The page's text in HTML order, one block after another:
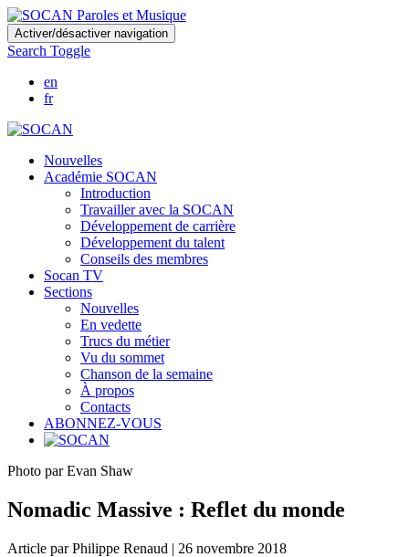
Skip
to
main
content
Activer/désactiver navigation
Search Toggle
en
fr
Nouvelles
Académie SOCAN
Introduction
Travailler avec la SOCAN
Développement de carrière
Développement du talent
Conseils des membres
Socan TV
Sections
Nouvelles
En vedette
Trucs du métier
Vu du sommet
Chanson de la semaine
À propos
Contacts
ABONNEZ-VOUS
Photo par Evan Shaw
Nomadic Massive : Reflet du monde
Article par Philippe Renaud | 26 novembre 2018